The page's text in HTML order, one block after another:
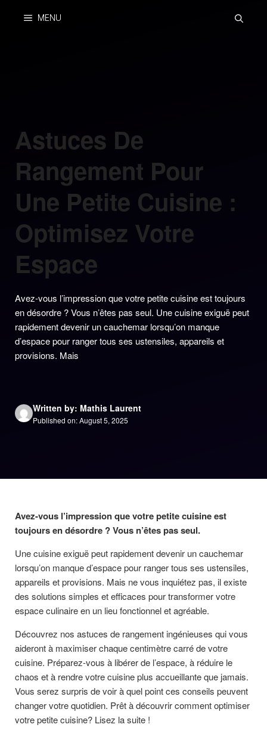
MENU
Astuces De
Rangement Pour
Une Petite Cuisine :
Optimisez Votre
Espace
Avez-vous l’impression que votre petite cuisine est toujours
en désordre ? Vous n’êtes pas seul. Une cuisine exiguë peut
rapidement devenir un cauchemar lorsqu’on manque
d’espace pour ranger tous ses ustensiles, appareils et
provisions. Mais
Written by: Mathis Laurent
Published on: August 5, 2025
Avez-vous l’impression que votre petite cuisine est
toujours en désordre ? Vous n’êtes pas seul.
Une cuisine exiguë peut rapidement devenir un cauchemar
lorsqu’on manque d’espace pour ranger tous ses ustensiles,
appareils et provisions. Mais ne vous inquiétez pas, il existe
des solutions simples et efficaces pour transformer votre
espace culinaire en un lieu fonctionnel et agréable.
Découvrez nos astuces de rangement ingénieuses qui vous
aideront à maximiser chaque centimètre carré de votre
cuisine. Préparez-vous à libérer de l’espace, à réduire le
chaos et à rendre votre cuisine plus accueillante que jamais.
Vous serez surpris de voir à quel point ces conseils peuvent
changer votre quotidien. Prêt à découvrir comment optimiser
votre petite cuisine? Lisez la suite !